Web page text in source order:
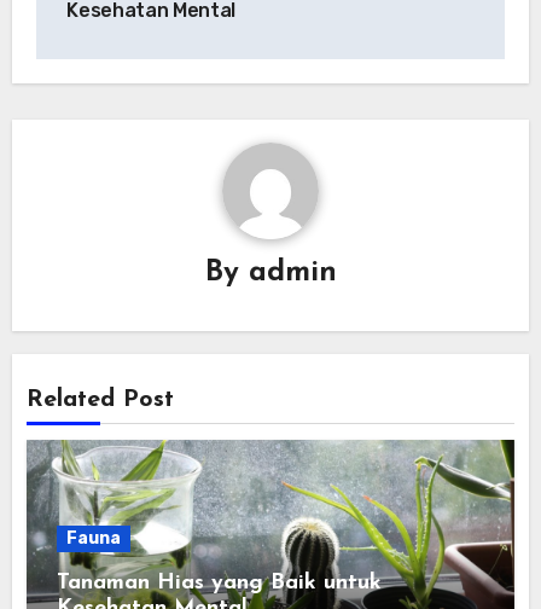
Kesehatan Mental
By admin
Related Post
Fauna
Tanaman Hias yang Baik untuk